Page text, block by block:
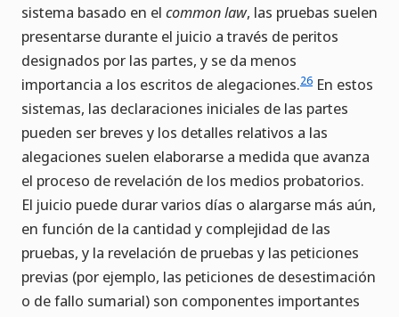
sistema basado en el common law, las pruebas suelen
presentarse durante el juicio a través de peritos
designados por las partes, y se da menos
importancia a los escritos de alegaciones.26 En estos
sistemas, las declaraciones iniciales de las partes
pueden ser breves y los detalles relativos a las
alegaciones suelen elaborarse a medida que avanza
el proceso de revelación de los medios probatorios.
El juicio puede durar varios días o alargarse más aún,
en función de la cantidad y complejidad de las
pruebas, y la revelación de pruebas y las peticiones
previas (por ejemplo, las peticiones de desestimación
o de fallo sumarial) son componentes importantes